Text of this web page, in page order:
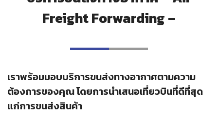
Freight Forwarding –
เราพร้อมมอบบริการขนส่งทางอากาศตามความ
ต้องการของคุณ โดยการนำเสนอเที่ยวบินที่ดีที่สุด
แก่การขนส่งสินค้า